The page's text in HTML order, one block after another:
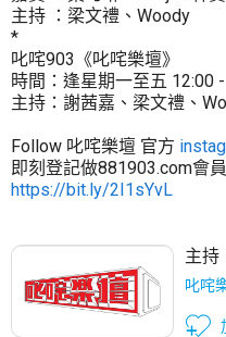
主持 ：梁文禮、Woody
*
叱咤903《叱咤樂壇》
時間：逢星期一至五 12:00
主持：謝茜嘉、梁文禮、
Follow 叱咤樂壇 官方
即刻登記做881903.com會
https://bit.ly/2I1sYvL
主持
叱咤